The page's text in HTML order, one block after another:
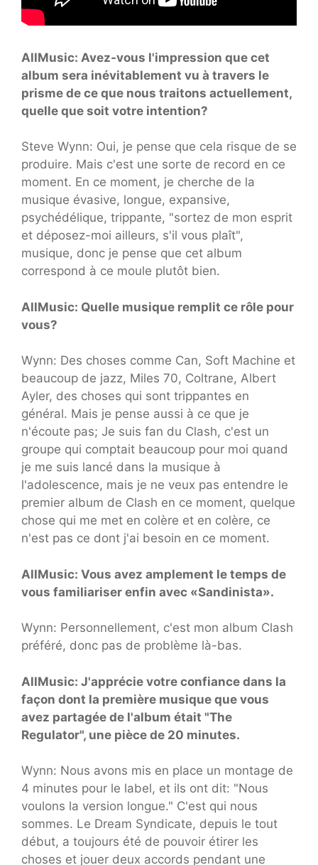
AllMusic: Avez-vous l'impression que cet
album sera inévitablement vu à travers le
prisme de ce que nous traitons actuellement,
quelle que soit votre intention?
Steve Wynn: Oui, je pense que cela risque de se
produire. Mais c'est une sorte de record en ce
moment. En ce moment, je cherche de la
musique évasive, longue, expansive,
psychédélique, trippante, "sortez de mon esprit
et déposez-moi ailleurs, s'il vous plaît",
musique, donc je pense que cet album
correspond à ce moule plutôt bien.
AllMusic: Quelle musique remplit ce rôle pour
vous?
Wynn: Des choses comme Can, Soft Machine et
beaucoup de jazz, Miles 70, Coltrane, Albert
Ayler, des choses qui sont trippantes en
général. Mais je pense aussi à ce que je
n'écoute pas; Je suis fan du Clash, c'est un
groupe qui comptait beaucoup pour moi quand
je me suis lancé dans la musique à
l'adolescence, mais je ne veux pas entendre le
premier album de Clash en ce moment, quelque
chose qui me met en colère et en colère, ce
n'est pas ce dont j'ai besoin en ce moment.
AllMusic: Vous avez amplement le temps de
vous familiariser enfin avec «Sandinista».
Wynn: Personnellement, c'est mon album Clash
préféré, donc pas de problème là-bas.
AllMusic: J'apprécie votre confiance dans la
façon dont la première musique que vous
avez partagée de l'album était "The
Regulator", une pièce de 20 minutes.
Wynn: Nous avons mis en place un montage de
4 minutes pour le label, et ils ont dit: "Nous
voulons la version longue." C'est qui nous
sommes. Le Dream Syndicate, depuis le tout
début, a toujours été de pouvoir étirer les
choses et jouer deux accords pendant une